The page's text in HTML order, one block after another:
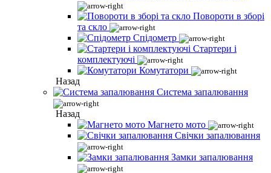
Повороти в зборі
та скло
Спідометр
Стартери і
комплектуючі
Комутатори
Назад
Система запалювання
Назад
Магнето мото
Свічки запалювання
Замки запалювання